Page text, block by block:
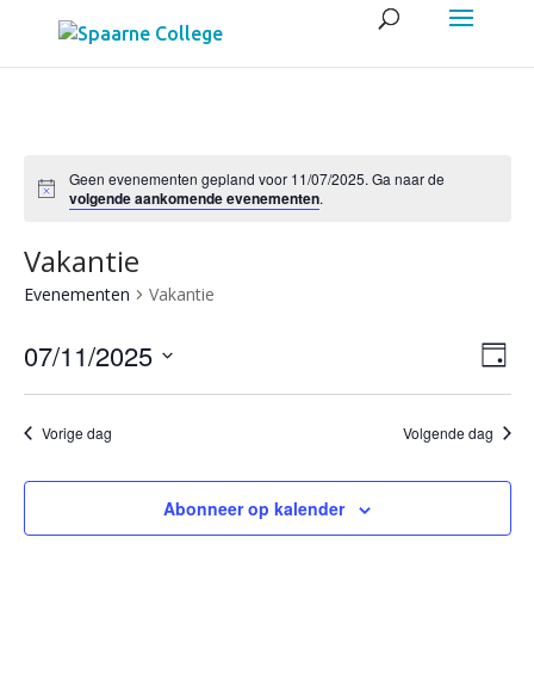
Geen evenementen gepland voor 11/07/2025. Ga naar de
volgende aankomende evenementen.
Vakantie
Evenementen Vakantie
Dag
07/11/2025
Selecteer
eenVorige dag Volgende dag
Abonneer op kalender